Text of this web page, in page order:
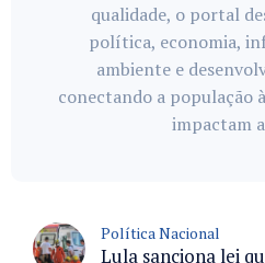
qualidade, o portal
política, economia,
ambiente e
conectando a população
impactam
Política Nacional